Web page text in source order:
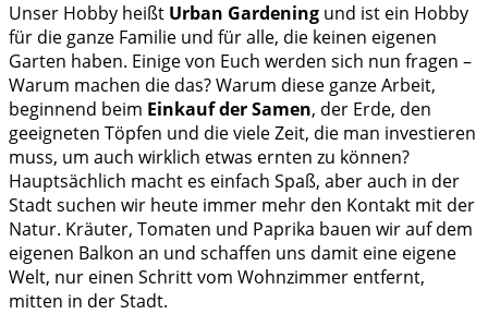
Unser Hobby heißt Urban Gardening und ist ein Hobby
für die ganze Familie und für alle, die keinen eigenen
Garten haben. Einige von Euch werden sich nun fragen –
Warum machen die das? Warum diese ganze Arbeit,
beginnend beim Einkauf der Samen, der Erde, den
geeigneten Töpfen und die viele Zeit, die man investieren
muss, um auch wirklich etwas ernten zu können?
Hauptsächlich macht es einfach Spaß, aber auch in der
Stadt suchen wir heute immer mehr den Kontakt mit der
Natur. Kräuter, Tomaten und Paprika bauen wir auf dem
eigenen Balkon an und schaffen uns damit eine eigene
Welt, nur einen Schritt vom Wohnzimmer entfernt,
mitten in der Stadt.